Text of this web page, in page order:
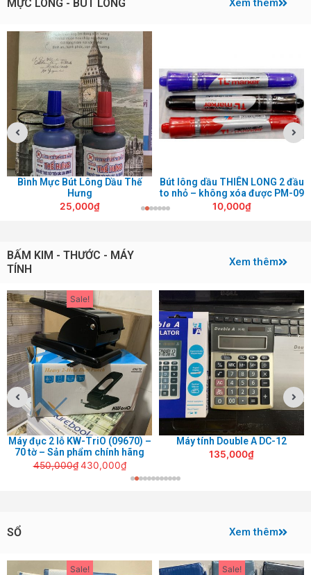
MỰC LÔNG - BÚT LÔNG
Bình Mực Bút Lông Dầu Thế
Hưng
25,000₫
Bút lông dầu THIÊN LONG 2 đầu
to nhỏ – không xóa được PM-09
10,000₫
BẤM KIM - THƯỚC - MÁY
TÍNH
Xem thêm
Sale!
Máy đục 2 lỗ KW-TriO (09670) –
70 tờ – Sản phẩm chính hãng
450,000₫
Giá
gốc
là:
450,000₫.
430,000₫
hiện
tại
là:
430,000₫.
Máy tính Double A DC-12
135,000₫
SỔ Xem thêm
Sale!
Giá
Sale!
Giá
Giá